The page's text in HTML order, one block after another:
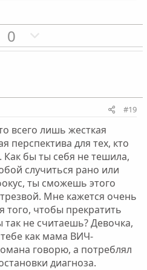
П0
е
т
н
ы
й
г
о
л
о
с
#19
всего лишь жесткая
перспектива для тех, кто
Как бы ты себя не тешила,
случиться рано или
ты сможешь этого
Мне кажется очень
того, чтобы прекратить
не считаешь? Девочка,
как мама ВИЧ-
говорю, а потреблял
диагноза.